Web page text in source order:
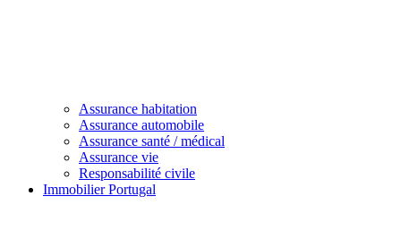
Assurance habitation
Assurance automobile
Assurance santé / médical
Assurance vie
Responsabilité civile
Immobilier Portugal